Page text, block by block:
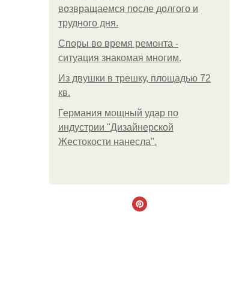
возвращаемся после долгого и
трудного дня.
Споры во время ремонта -
ситуация знакомая многим.
Из двушки в трешку, площадью 72
кв.
Германия мощный удар по
индустрии "Дизайнерской
Жестокости нанесла".